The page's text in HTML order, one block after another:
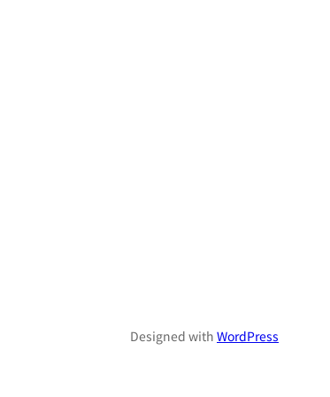
Designed with WordPress